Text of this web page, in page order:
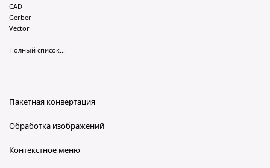
CAD
Gerber
Vector
Полный список...
Пакетная конвертация
Обработка изображений
Контекстное меню